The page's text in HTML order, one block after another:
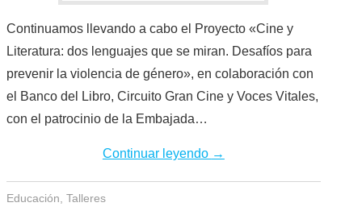
Continuamos llevando a cabo el Proyecto «Cine y
Literatura: dos lenguajes que se miran. Desafíos para
prevenir la violencia de género», en colaboración con
el Banco del Libro, Circuito Gran Cine y Voces Vitales,
con el patrocinio de la Embajada…
Continuar leyendo →
Educación Talleres